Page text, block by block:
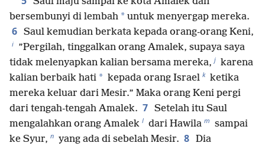
bersembunyi di lembah * untuk menyergap mereka.
6 Saul kemudian berkata kepada orang-orang Keni,
i ”Pergilah, tinggalkan orang Amalek, supaya saya
tidak melenyapkan kalian bersama mereka, j karena
kalian berbaik hati * kepada orang Israel k ketika
mereka keluar dari Mesir.” Maka orang Keni pergi
dari tengah-tengah Amalek. 7 Setelah itu Saul
mengalahkan orang Amalek l dari Hawila m sampai
ke Syur, n yang ada di sebelah Mesir. 8 Dia